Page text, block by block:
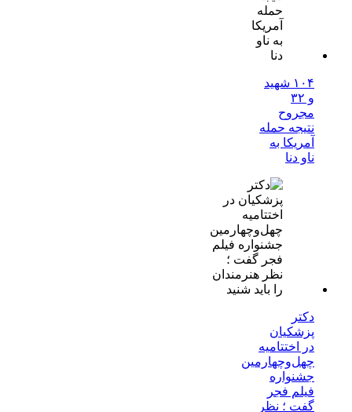
۱۰۴ شهید
و ۳۲
مجروح
نتیجه حمله
آمریکا به
ناو دنا
دکتر
پزشکیان
در اختتامیه
چهل‌وچهارمین
جشنواره
فیلم فجر
گفت ؛ نظر